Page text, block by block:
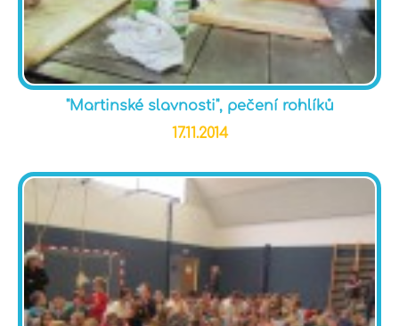
"Martinské slavnosti", pečení rohlíků
17.11.2014